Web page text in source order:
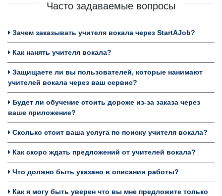
Часто задаваемые вопросы
Зачем заказывать учителя вокала через StartAJob?
Как нанять учителя вокала?
Защищаете ли вы пользователей, которые нанимают
учителей вокала через ваш сервис?
Будет ли обучение стоить дороже из-за заказа через
ваше приложение?
Сколько стоит ваша услуга по поиску учителя вокала?
Как скоро ждать предложений от учителей вокала?
Что должно быть указано в описании работы?
Как я могу быть уверен что вы мне предложите только